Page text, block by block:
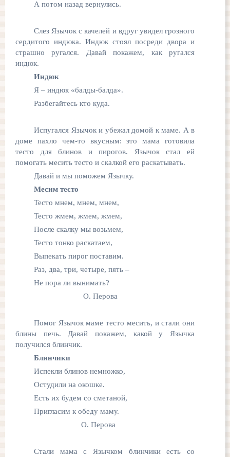
А потом назад вернулись.
Слез Язычок с качелей и вдруг увидел грозного
сердитого индюка. Индюк стоял посреди двора и
страшно ругался. Давай покажем, как ругался
индюк.
Индюк
Я – индюк «балды-балда».
Разбегайтесь кто куда.
Испугался Язычок и убежал домой к маме. А в
доме пахло чем-то вкусным: это мама готовила
тесто для блинов и пирогов. Язычок стал ей
помогать месить тесто и скалкой его раскатывать.
Давай и мы поможем Язычку.
Месим тесто
Тесто мнем, мнем, мнем,
Тесто жмем, жмем, жмем,
После скалку мы возьмем,
Тесто тонко раскатаем,
Выпекать пирог поставим.
Раз, два, три, четыре, пять –
Не пора ли вынимать?
О. Перова
Помог Язычок маме тесто месить, и стали они
блины печь. Давай покажем, какой у Язычка
получился блинчик.
Блинчики
Испекли блинов немножко,
Остудили на окошке.
Есть их будем со сметаной,
Пригласим к обеду маму.
О. Перова
Стали мама с Язычком блинчики есть со